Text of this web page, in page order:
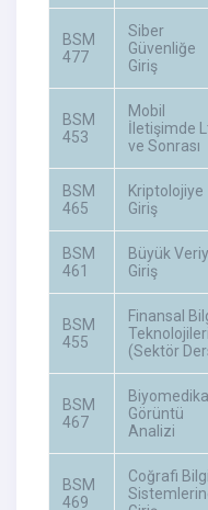
BSM
477
Siber
Güvenliğe
Giriş
BSM
453
Mobil
İletişimde
ve Sonrası
BSM
465
Kriptolojiye
Giriş
BSM
461
Büyük
Giriş
BSM
455
Finansal
Teknolojileri
(Sektör
BSM
467
Biyomedikal
Görüntü
Analizi
BSM
469
Coğrafi Bilgi